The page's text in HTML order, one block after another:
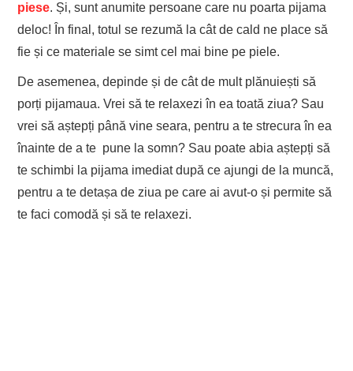
piese. Și, sunt anumite persoane care nu poarta pijama
deloc! În final, totul se rezumă la cât de cald ne place să
fie și ce materiale se simt cel mai bine pe piele.
De asemenea, depinde și de cât de mult plănuiești să
porți pijamaua. Vrei să te relaxezi în ea toată ziua? Sau
vrei să aștepți până vine seara, pentru a te strecura în ea
înainte de a te pune la somn? Sau poate abia aștepți să
te schimbi la pijama imediat după ce ajungi de la muncă,
pentru a te detașa de ziua pe care ai avut-o și permite să
te faci comodă și să te relaxezi.